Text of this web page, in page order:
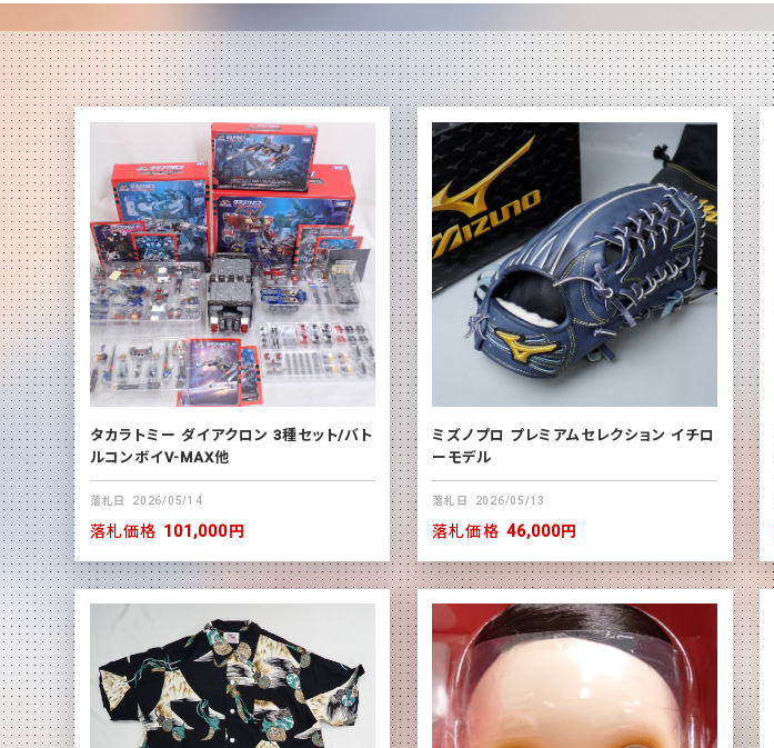
タカラトミー ダイアクロン 3種セット/バト
ルコンボイV-MAX他
落札日 2026/05/14
落札価格 101,000円
ミズノプロ プレミアムセレクション イチロ
ーモデル
落札日 2026/05/13
落札価格 46,000円